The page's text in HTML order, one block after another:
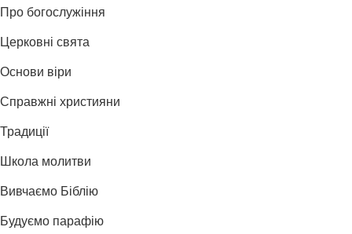
Про богослужіння
Церковні свята
Основи віри
Справжні християни
Традиції
Школа молитви
Вивчаємо Біблію
Будуємо парафію